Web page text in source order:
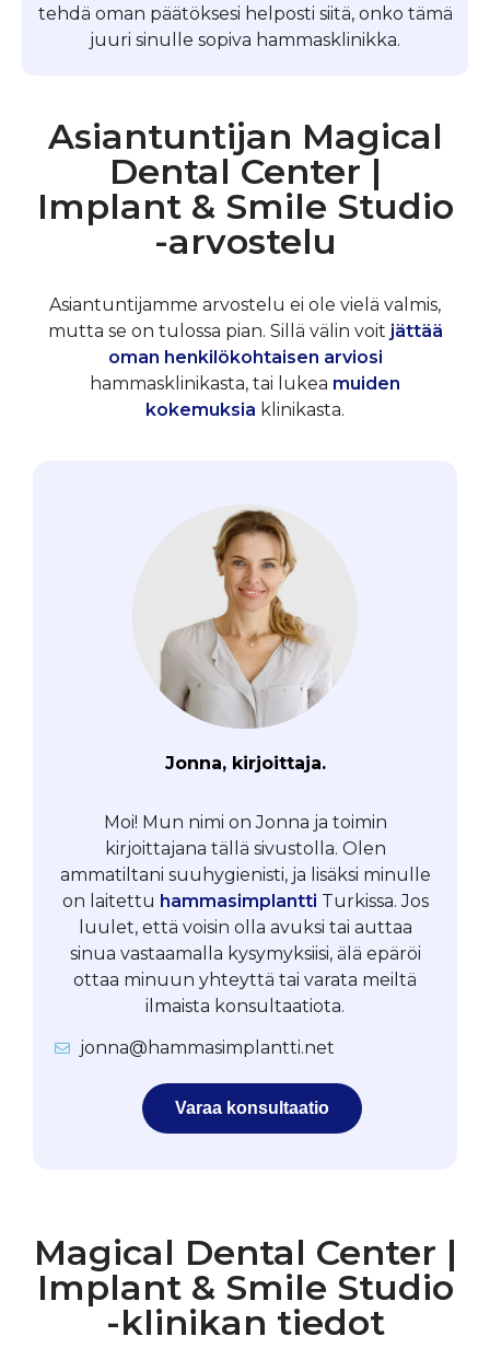
tehdä oman päätöksesi helposti siitä, onko tämä
juuri sinulle sopiva hammasklinikka.
Asiantuntijan Magical
Dental Center |
Implant & Smile Studio
-arvostelu
Asiantuntijamme arvostelu ei ole vielä valmis,
mutta se on tulossa pian. Sillä välin voit jättää
oman henkilökohtaisen arviosi
hammasklinikasta, tai lukea muiden
kokemuksia klinikasta.
Jonna, kirjoittaja.
Moi! Mun nimi on Jonna ja toimin
kirjoittajana tällä sivustolla. Olen
ammatiltani suuhygienisti, ja lisäksi minulle
on laitettu hammasimplantti Turkissa. Jos
luulet, että voisin olla avuksi tai auttaa
sinua vastaamalla kysymyksiisi, älä epäröi
ottaa minuun yhteyttä tai varata meiltä
ilmaista konsultaatiota.
jonna@hammasimplantti.net
Varaa konsultaatio
Magical Dental Center |
Implant & Smile Studio
-klinikan tiedot